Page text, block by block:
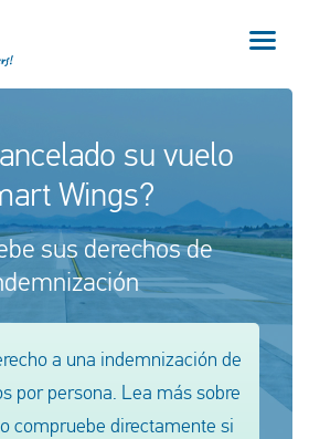
su vuelo
Wings?
sus derechos de
a una indemnización de
por persona. Lea más sobre
compruebe directamente si